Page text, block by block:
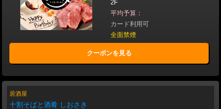
2F
平均予算：
カード利用可
全面禁煙
クーポンを見る
居酒屋
十割そばと酒肴 しおさき